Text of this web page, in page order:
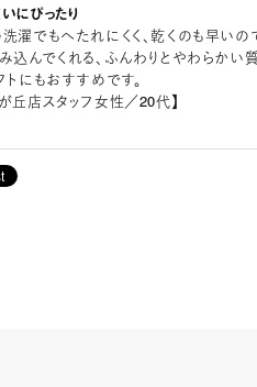
にぴったり
濯でもへたれにくく、乾くのも早い
込んでくれる、ふんわりとやわらか
トにもおすすめです。
丘店スタッフ女性／20代】